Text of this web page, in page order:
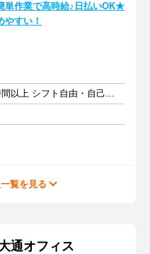
単作業で高時給♪日払いOK★
やすい！
週4日以上 1日6時間以上 シフト自由・自己申告
覧を見る
通オフィス